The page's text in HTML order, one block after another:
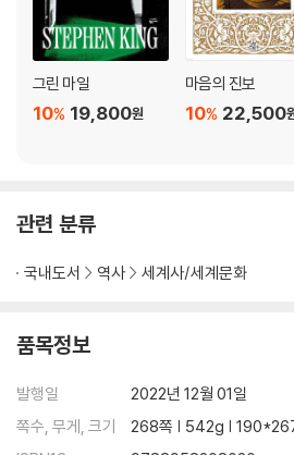
그린 마일
19,800원
10%
마음의 진보
22,500
10%
관련 분류
국내도서 역사 세계사/세계문화
품목정보
발행일
2022년 12월 01일
쪽수, 무게, 크기
268쪽 | 542g |